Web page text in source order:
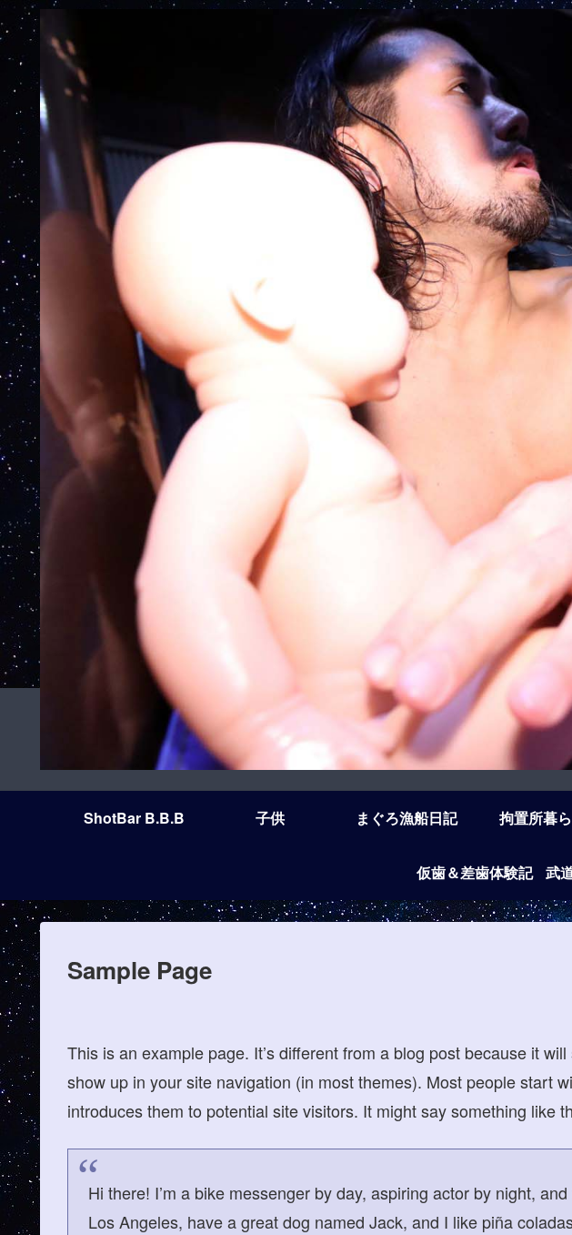
ShotBar B.B.B 子供 まぐろ漁船日記 拘置所暮
仮歯＆差歯体験記 武
Sample Page
This is an example page. It’s different from a blog post because it
show up in your site navigation (in most themes). Most people start
introduces them to potential site visitors. It might say something like
Hi there! I’m a bike messenger by day, aspiring actor by night,
Los Angeles, have a great dog named Jack, and I like piña